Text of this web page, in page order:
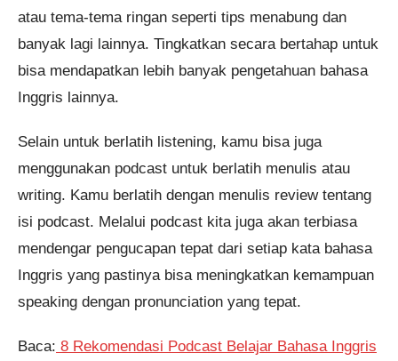
atau tema-tema ringan seperti tips menabung dan
banyak lagi lainnya. Tingkatkan secara bertahap untuk
bisa mendapatkan lebih banyak pengetahuan bahasa
Inggris lainnya.
Selain untuk berlatih listening, kamu bisa juga
menggunakan podcast untuk berlatih menulis atau
writing. Kamu berlatih dengan menulis review tentang
isi podcast. Melalui podcast kita juga akan terbiasa
mendengar pengucapan tepat dari setiap kata bahasa
Inggris yang pastinya bisa meningkatkan kemampuan
speaking dengan pronunciation yang tepat.
Baca: 8 Rekomendasi Podcast Belajar Bahasa Inggris